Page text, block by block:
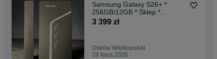
Samsung Galaxy S26+ *
256GB/12GB * Sklep *
Gwarancja * Wysyłka *
3 399 zł
Ostrów Wielkopolski
29 lipca 2026